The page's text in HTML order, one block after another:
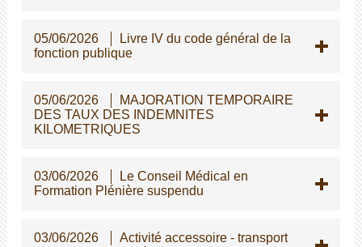
05/06/2026
Livre IV du code général de la
fonction publique
05/06/2026
MAJORATION TEMPORAIRE
DES TAUX DES INDEMNITES
KILOMETRIQUES
03/06/2026
Le Conseil Médical en
Formation Plénière suspendu
03/06/2026
Activité accessoire - transport